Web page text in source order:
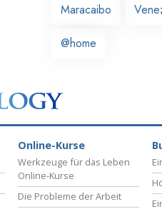
Maracaibo
@home
Online-Kurse
Werkzeuge für das Leben
Online-Kurse
Die Probleme der Arbeit